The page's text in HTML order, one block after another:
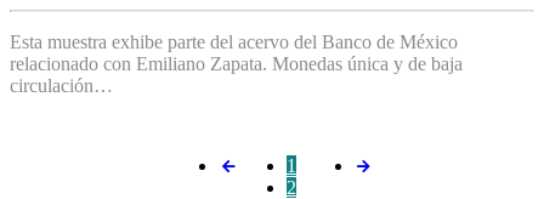
Esta muestra exhibe parte del acervo del Banco de México
relacionado con Emiliano Zapata. Monedas única y de baja
circulación…
1
2